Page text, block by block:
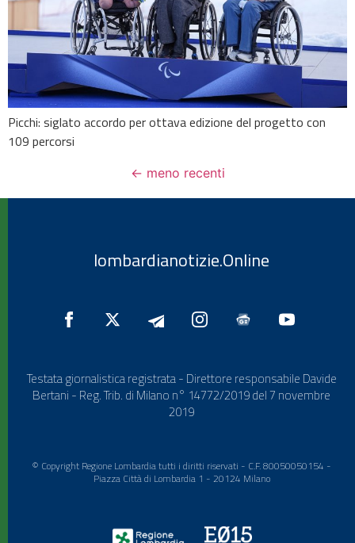
Picchi: siglato accordo per ottava edizione del progetto con
109 percorsi
← meno recenti
lombardianotizie.Online
Testata giornalistica registrata - Direttore responsabile Davide
Bertani - Reg. Trib. di Milano n° 14772/2019 del 7 novembre
2019
© Copyright Regione Lombardia tutti i diritti riservati - C.F. 80050050154 -
Piazza Città di Lombardia 1 - 20124 Milano